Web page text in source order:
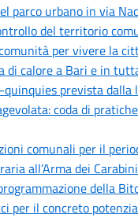
parco urbano in via
del territorio
per vivere la
di calore a Bari e in
prevista dalla
coda di
comunali per il
all’Arma dei
della
per il concreto